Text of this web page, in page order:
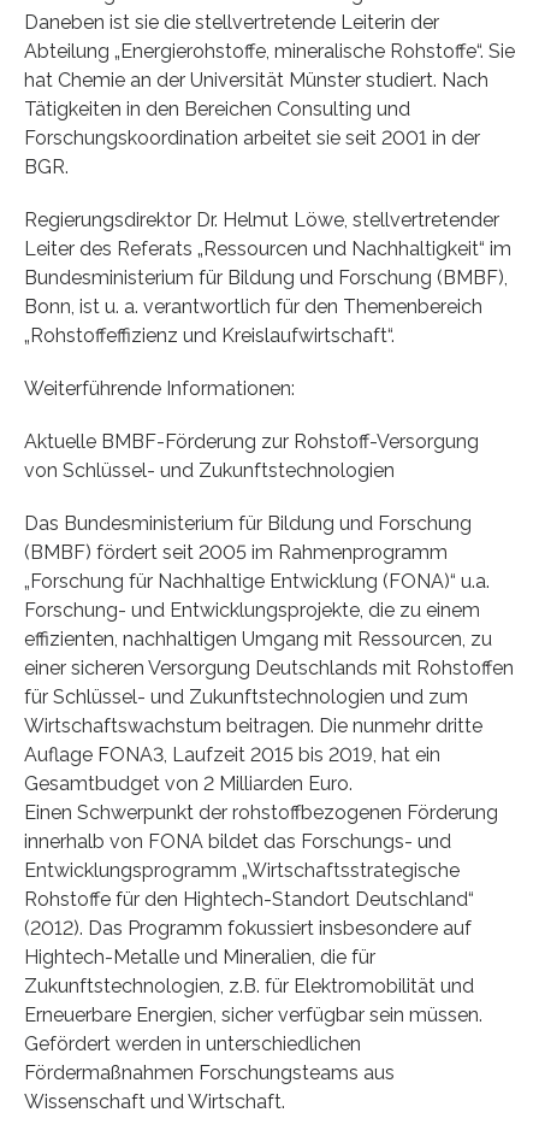
Daneben ist sie die stellvertretende Leiterin der
Abteilung „Energierohstoffe, mineralische Rohstoffe“. Sie
hat Chemie an der Universität Münster studiert. Nach
Tätigkeiten in den Bereichen Consulting und
Forschungskoordination arbeitet sie seit 2001 in der
BGR.
Regierungsdirektor Dr. Helmut Löwe, stellvertretender
Leiter des Referats „Ressourcen und Nachhaltigkeit“ im
Bundesministerium für Bildung und Forschung (BMBF),
Bonn, ist u. a. verantwortlich für den Themenbereich
„Rohstoffeffizienz und Kreislaufwirtschaft“.
Weiterführende Informationen:
Aktuelle BMBF-Förderung zur Rohstoff-Versorgung
von Schlüssel- und Zukunftstechnologien
Das Bundesministerium für Bildung und Forschung
(BMBF) fördert seit 2005 im Rahmenprogramm
„Forschung für Nachhaltige Entwicklung (FONA)“ u.a.
Forschung- und Entwicklungsprojekte, die zu einem
effizienten, nachhaltigen Umgang mit Ressourcen, zu
einer sicheren Versorgung Deutschlands mit Rohstoffen
für Schlüssel- und Zukunftstechnologien und zum
Wirtschaftswachstum beitragen. Die nunmehr dritte
Auflage FONA3, Laufzeit 2015 bis 2019, hat ein
Gesamtbudget von 2 Milliarden Euro.
Einen Schwerpunkt der rohstoffbezogenen Förderung
innerhalb von FONA bildet das Forschungs- und
Entwicklungsprogramm „Wirtschaftsstrategische
Rohstoffe für den Hightech-Standort Deutschland“
(2012). Das Programm fokussiert insbesondere auf
Hightech-Metalle und Mineralien, die für
Zukunftstechnologien, z.B. für Elektromobilität und
Erneuerbare Energien, sicher verfügbar sein müssen.
Gefördert werden in unterschiedlichen
Fördermaßnahmen Forschungsteams aus
Wissenschaft und Wirtschaft.